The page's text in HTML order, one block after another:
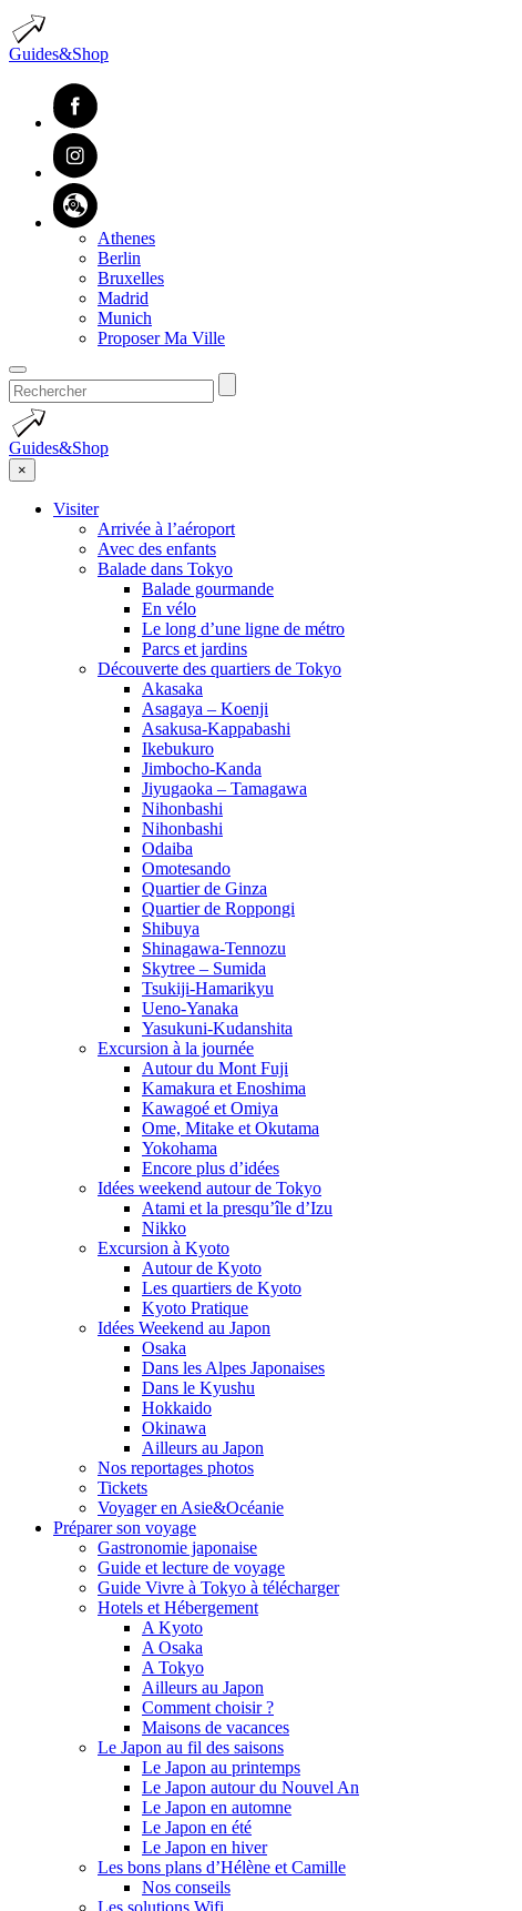
Guides&Shop
Athenes
Berlin
Bruxelles
Madrid
Munich
Proposer Ma Ville
Guides&Shop
×
Visiter
Arrivée à l’aéroport
Avec des enfants
Balade dans Tokyo
Balade gourmande
En vélo
Le long d’une ligne de métro
Parcs et jardins
Découverte des quartiers de Tokyo
Akasaka
Asagaya – Koenji
Asakusa-Kappabashi
Ikebukuro
Jimbocho-Kanda
Jiyugaoka – Tamagawa
Nihonbashi
Nihonbashi
Odaiba
Omotesando
Quartier de Ginza
Quartier de Roppongi
Shibuya
Shinagawa-Tennozu
Skytree – Sumida
Tsukiji-Hamarikyu
Ueno-Yanaka
Yasukuni-Kudanshita
Excursion à la journée
Autour du Mont Fuji
Kamakura et Enoshima
Kawagoé et Omiya
Ome, Mitake et Okutama
Yokohama
Encore plus d’idées
Idées weekend autour de Tokyo
Atami et la presqu’île d’Izu
Nikko
Excursion à Kyoto
Autour de Kyoto
Les quartiers de Kyoto
Kyoto Pratique
Idées Weekend au Japon
Osaka
Dans les Alpes Japonaises
Dans le Kyushu
Hokkaido
Okinawa
Ailleurs au Japon
Nos reportages photos
Tickets
Voyager en Asie&Océanie
Préparer son voyage
Gastronomie japonaise
Guide et lecture de voyage
Guide Vivre à Tokyo à télécharger
Hotels et Hébergement
A Kyoto
A Osaka
A Tokyo
Ailleurs au Japon
Comment choisir ?
Maisons de vacances
Le Japon au fil des saisons
Le Japon au printemps
Le Japon autour du Nouvel An
Le Japon en automne
Le Japon en été
Le Japon en hiver
Les bons plans d’Hélène et Camille
Nos conseils
Les solutions Wifi